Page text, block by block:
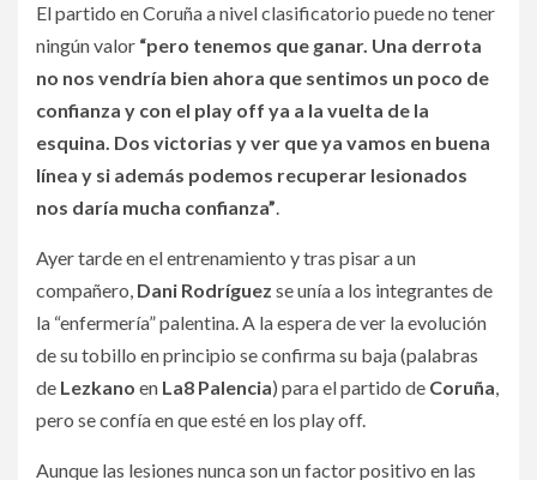
El partido en Coruña a nivel clasificatorio puede no tener
ningún valor “pero tenemos que ganar. Una derrota
no nos vendría bien ahora que sentimos un poco de
confianza y con el play off ya a la vuelta de la
esquina. Dos victorias y ver que ya vamos en buena
línea y si además podemos recuperar lesionados
nos daría mucha confianza”.
Ayer tarde en el entrenamiento y tras pisar a un
compañero, Dani Rodríguez se unía a los integrantes de
la “enfermería” palentina. A la espera de ver la evolución
de su tobillo en principio se confirma su baja (palabras
de Lezkano en La8 Palencia) para el partido de Coruña,
pero se confía en que esté en los play off.
Aunque las lesiones nunca son un factor positivo en las